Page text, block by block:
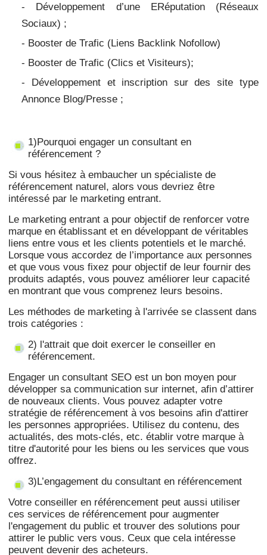
- Développement d’une ERéputation (Réseaux
Sociaux) ;
- Booster de Trafic (Liens Backlink Nofollow)
- Booster de Trafic (Clics et Visiteurs);
- Développement et inscription sur des site type
Annonce Blog/Presse ;
1)Pourquoi engager un consultant en
référencement ?
Si vous hésitez à embaucher un spécialiste de
référencement naturel, alors vous devriez être
intéressé par le marketing entrant.
Le marketing entrant a pour objectif de renforcer votre
marque en établissant et en développant de véritables
liens entre vous et les clients potentiels et le marché.
Lorsque vous accordez de l’importance aux personnes
et que vous vous fixez pour objectif de leur fournir des
produits adaptés, vous pouvez améliorer leur capacité
en montrant que vous comprenez leurs besoins.
Les méthodes de marketing à l'arrivée se classent dans
trois catégories :
2) l'attrait que doit exercer le conseiller en
référencement.
Engager un consultant SEO est un bon moyen pour
développer sa communication sur internet, afin d’attirer
de nouveaux clients. Vous pouvez adapter votre
stratégie de référencement à vos besoins afin d'attirer
les personnes appropriées. Utilisez du contenu, des
actualités, des mots-clés, etc. établir votre marque à
titre d'autorité pour les biens ou les services que vous
offrez.
3)L’engagement du consultant en référencement
Votre conseiller en référencement peut aussi utiliser
ces services de référencement pour augmenter
l'engagement du public et trouver des solutions pour
attirer le public vers vous. Ceux que cela intéresse
peuvent devenir des acheteurs.